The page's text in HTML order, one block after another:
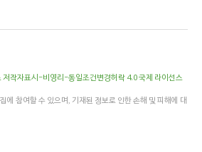
저작자표시-비영리-동일조건변경허락 4.0 국제 라이선스
참여할 수 있으며, 기재된 정보로 인한 손해 및 피해에 대